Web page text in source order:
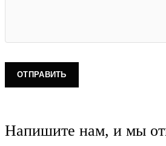
Напишите нам, и мы